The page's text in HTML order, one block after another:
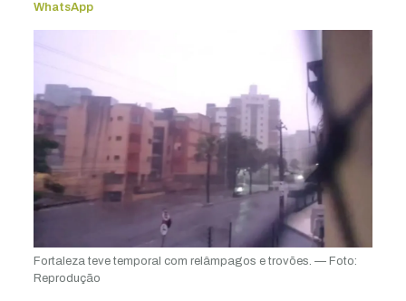
WhatsApp
Fortaleza teve temporal com relâmpagos e trovões. — Foto:
Reprodução